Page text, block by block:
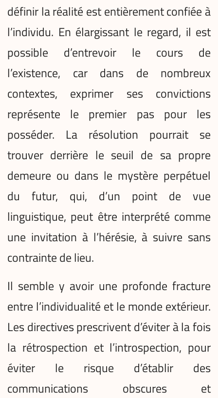
définir la réalité est entièrement confiée à
l’individu. En élargissant le regard, il est
possible d’entrevoir le cours de
l’existence, car dans de nombreux
contextes, exprimer ses convictions
représente le premier pas pour les
posséder. La résolution pourrait se
trouver derrière le seuil de sa propre
demeure ou dans le mystère perpétuel
du futur, qui, d’un point de vue
linguistique, peut être interprété comme
une invitation à l’hérésie, à suivre sans
contrainte de lieu.
Il semble y avoir une profonde fracture
entre l’individualité et le monde extérieur.
Les directives prescrivent d’éviter à la fois
la rétrospection et l’introspection, pour
éviter le risque d’établir des
communications obscures et